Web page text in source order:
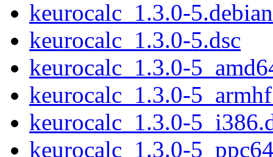
keurocalc_1.3.0-
keurocalc_1.3.0-5.dsc
keurocalc_1.3.0-
keurocalc_1.3.0-
keurocalc_1.3.0-
keurocalc_1.3.0-